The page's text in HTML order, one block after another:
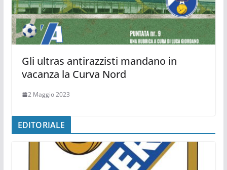
Gli ultras antirazzisti mandano in
vacanza la Curva Nord
2 Maggio 2023
EDITORIALE